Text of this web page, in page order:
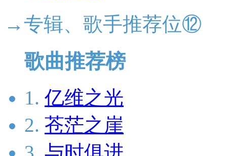
→专辑、歌手推荐位⑫
歌曲推荐榜
1. 亿维之光
2. 苍茫之崖